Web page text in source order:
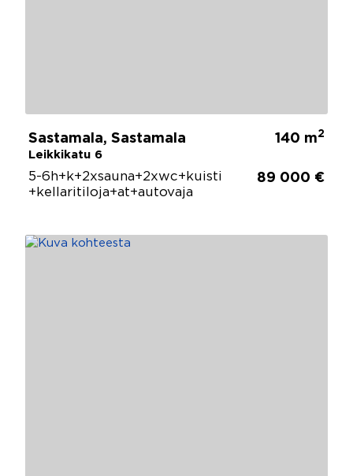
Sastamala, Sastamala
Leikkikatu 6
140 m2
5-6h+k+2xsauna+2xwc+kuisti
+kellaritiloja+at+autovaja
89 000 €